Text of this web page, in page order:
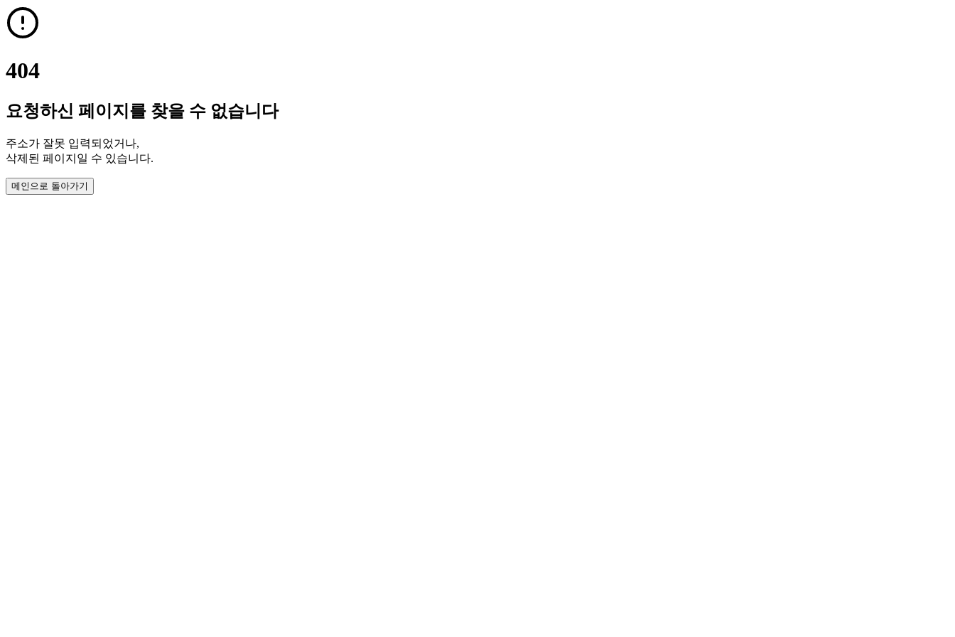
404
요청하신 페이지를 찾을 수 없습니다
주소가 잘못 입력되었거나,
삭제된 페이지일 수 있습니다.
메인으로 돌아가기